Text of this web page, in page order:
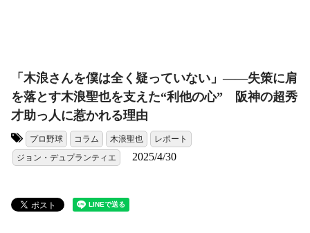
「木浪さんを僕は全く疑っていない」――失策に肩
を落とす木浪聖也を支えた“利他の心” 阪神の超秀
才助っ人に惹かれる理由
プロ野球 コラム 木浪聖也
レポート
ジョン・デュプランティエ
2025/4/30